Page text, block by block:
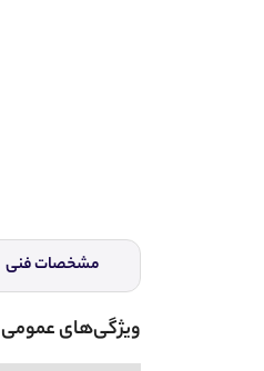
مشخصات فنی
ویژگی‌های عمومی